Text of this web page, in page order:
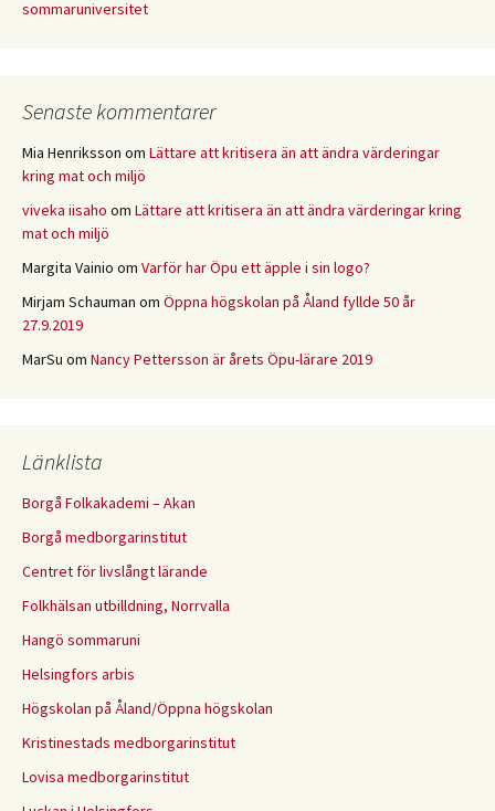
sommaruniversitet
Senaste kommentarer
Mia Henriksson om Lättare att kritisera än att ändra värderingar
kring mat och miljö
viveka iisaho om Lättare att kritisera än att ändra värderingar kring
mat och miljö
Margita Vainio om Varför har Öpu ett äpple i sin logo?
Mirjam Schauman om Öppna högskolan på Åland fyllde 50 år
27.9.2019
MarSu om Nancy Pettersson är årets Öpu-lärare 2019
Länklista
Borgå Folkakademi – Akan
Borgå medborgarinstitut
Centret för livslångt lärande
Folkhälsan utbilldning, Norrvalla
Hangö sommaruni
Helsingfors arbis
Högskolan på Åland/Öppna högskolan
Kristinestads medborgarinstitut
Lovisa medborgarinstitut